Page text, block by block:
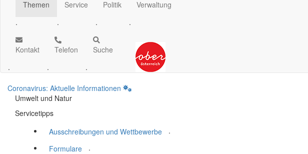
Themen
.
Service
.
Politik
.
Verwaltung
.
Kontakt
.
Telefon
.
Suche
.
Coronavirus: Aktuelle Informationen
Umwelt und Natur
Servicetipps
Ausschreibungen und Wettbewerbe
.
Formulare
.